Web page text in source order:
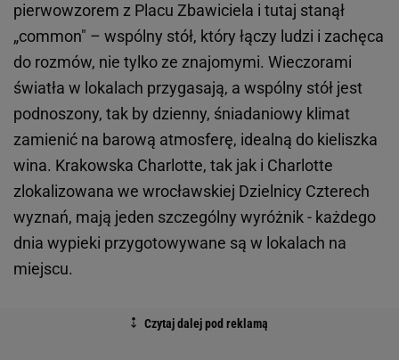
pierwowzorem z Placu Zbawiciela i tutaj stanął
„common" – wspólny stół, który łączy ludzi i zachęca
do rozmów, nie tylko ze znajomymi. Wieczorami
światła w lokalach przygasają, a wspólny stół jest
podnoszony, tak by dzienny, śniadaniowy klimat
zamienić na barową atmosferę, idealną do kieliszka
wina. Krakowska Charlotte, tak jak i Charlotte
zlokalizowana we wrocławskiej Dzielnicy Czterech
wyznań, mają jeden szczególny wyróżnik - każdego
dnia wypieki przygotowywane są w lokalach na
miejscu.